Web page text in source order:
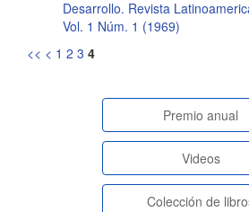
Desarrollo. Revista
Vol. 1 Núm. 1 (1969)
<< < 1 2 3 4
Premio anual
Videos
Colección de